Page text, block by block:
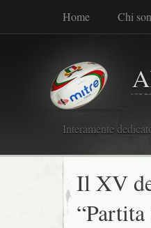
Home Chi
Interamente
Il XV
“Partita